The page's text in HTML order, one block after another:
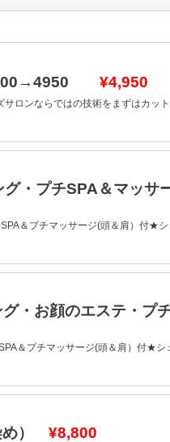
5500→4950 ¥4,950
ロンならではの技術をまずはカッ
・プチSPA＆マッサ
＆プチマッサージ(頭＆肩）付★
・お顔のエステ・プ
＆プチマッサージ(頭＆肩）付★シ
め） ¥8,800